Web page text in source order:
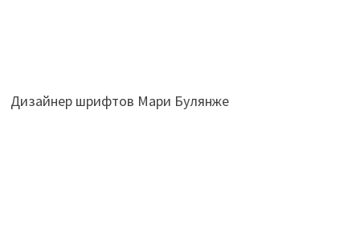
Дизайнер шрифтов Мари Булянже